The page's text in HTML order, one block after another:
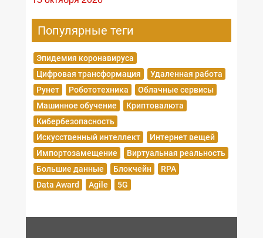
Популярные теги
Эпидемия коронавируса
Цифровая трансформация
Удаленная работа
Рунет
Робототехника
Облачные сервисы
Машинное обучение
Криптовалюта
Кибербезопасность
Искусственный интеллект
Интернет вещей
Импортозамещение
Виртуальная реальность
Большие данные
Блокчейн
RPA
Data Award
Agile 5G